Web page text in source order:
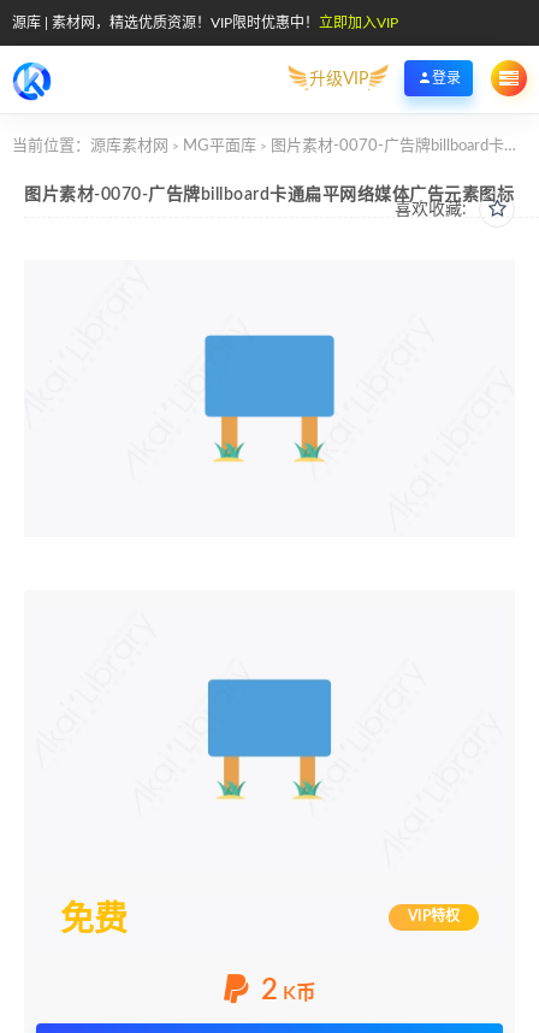
源库 | 素材网，精选优质资源！VIP限时优惠中！ 立即加入VIP
升级VIP 登录
当前位置： 源库素材网 > MG平面库 > 图片素材-0070-广告牌billboard卡通扁平网络媒体广告元素图标
喜欢收藏:
图片素材-0070-广告牌billboard卡通扁平网络媒体广告元素图标
免费 VIP特权
2 K币